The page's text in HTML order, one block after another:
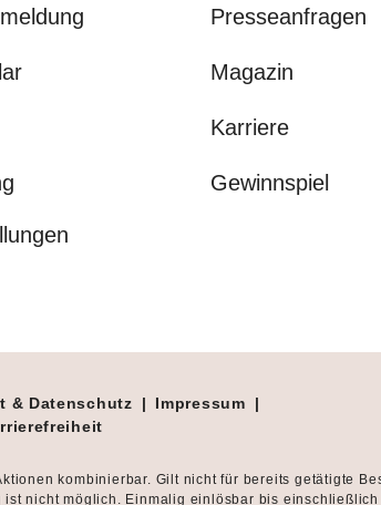
Presseanfragen
Magazin
Karriere
Gewinnspiel
& Datenschutz | Impressum
|
kombinierbar. Gilt nicht für bereits getätigte
ist nicht möglich. Einmalig einlösbar bis